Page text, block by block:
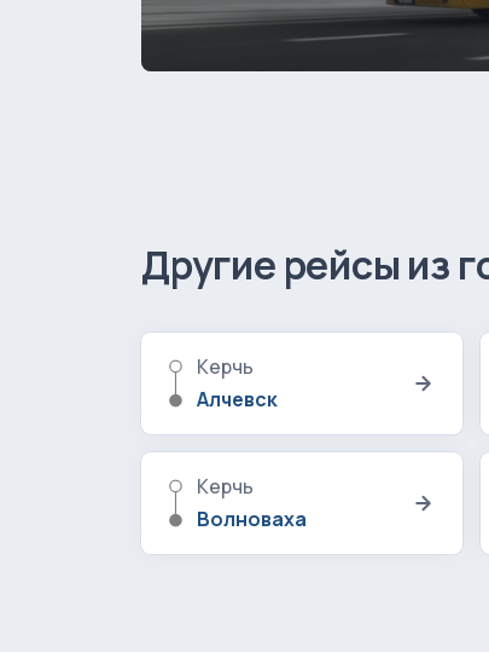
Другие рейсы из
Керчь
Алчевск
Керчь
Волноваха